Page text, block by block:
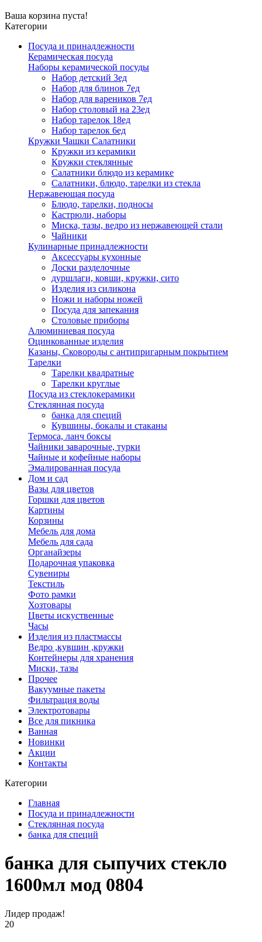
Ваша корзина пуста!
Категории
Посуда и принадлежности
Керамическая посуда
Наборы керамической посуды
Набор детский 3ед
Набор для блинов 7ед
Набор для вареников 7ед
Набор столовый на 23ед
Набор тарелок 18ед
Набор тарелок 6ед
Кружки Чашки Салатники
Кружки из керамики
Кружки стеклянные
Салатники блюдо из керамике
Салатники, блюдо, тарелки из стекла
Нержавеющая посуда
Блюдо, тарелки, подносы
Кастрюли, наборы
Миска, тазы, ведро из нержавеющей стали
Чайники
Кулинарные принадлежности
Аксессуары кухонные
Доски разделочные
дуршлаги, ковши, кружки, сито
Изделия из силикона
Ножи и наборы ножей
Посуда для запекания
Столовые приборы
Алюминиевая посуда
Оцинкованные изделия
Казаны, Сковороды с антипригарным покрытием
Тарелки
Тарелки квадратные
Тарелки круглые
Посуда из стеклокерамики
Стеклянная посуда
банка для специй
Кувшины, бокалы и стаканы
Термоса, ланч боксы
Чайники заварочные, турки
Чайные и кофейные наборы
Эмалированная посуда
Дом и сад
Вазы для цветов
Горшки для цветов
Картины
Корзины
Мебель для дома
Мебель для сада
Органайзеры
Подарочная упаковка
Сувениры
Текстиль
Фото рамки
Хозтовары
Цветы искуственные
Часы
Изделия из пластмассы
Ведро ,кувшин ,кружки
Контейнеры для хранения
Миски, тазы
Прочее
Вакуумные пакеты
Фильтрация воды
Электротовары
Все для пикника
Ванная
Новинки
Акции
Контакты
Категории
Главная
Посуда и принадлежности
Стеклянная посуда
банка для специй
банка для сыпучих стекло
1600мл мод 0804
Лидер продаж!
20